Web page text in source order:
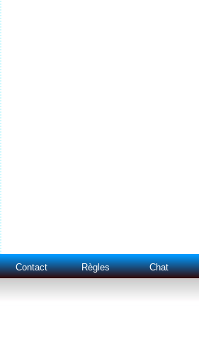
Contact Règles Chat